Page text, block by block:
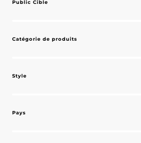
Public Cible
Catégorie de produits
Style
Pays